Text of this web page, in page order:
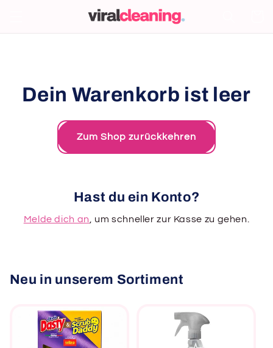
Dein Warenkorb ist leer
Zum Shop zurückkehren
Hast du ein Konto?
Melde dich an , um schneller zur Kasse zu gehen.
Neu in unserem Sortiment